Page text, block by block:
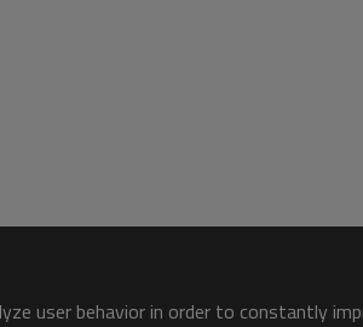
user behavior in order to constantly